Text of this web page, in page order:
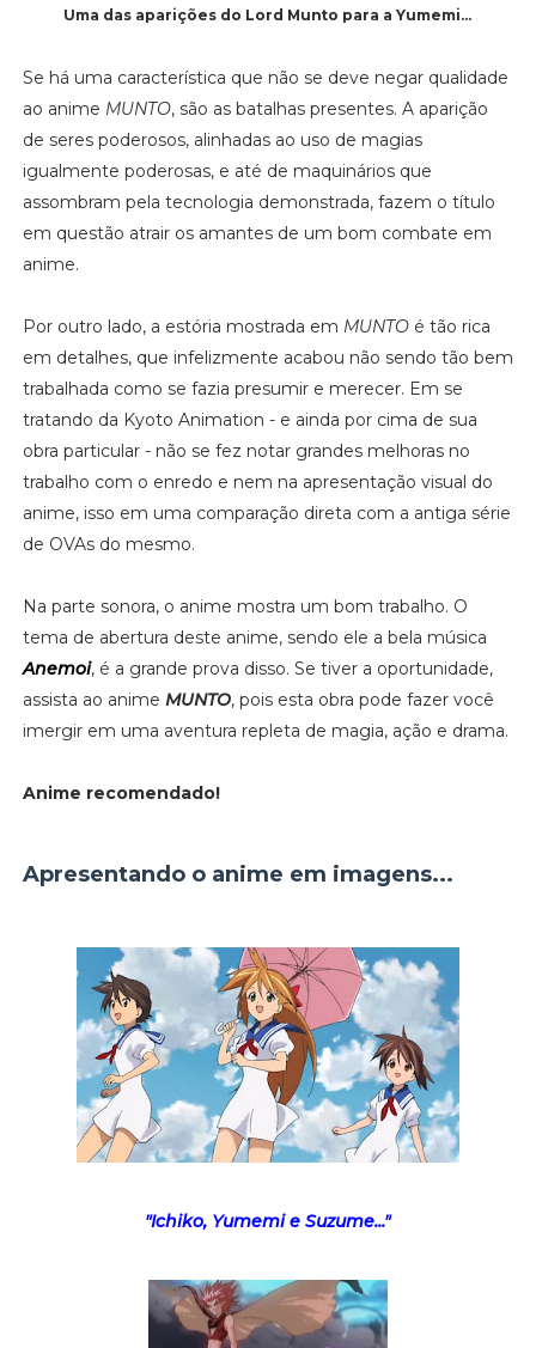
Uma das aparições do Lord Munto para a Yumemi...
Se há uma característica que não se deve negar qualidade
ao anime MUNTO, são as batalhas presentes. A aparição
de seres poderosos, alinhadas ao uso de magias
igualmente poderosas, e até de maquinários que
assombram pela tecnologia demonstrada, fazem o título
em questão atrair os amantes de um bom combate em
anime.
Por outro lado, a estória mostrada em MUNTOé tão rica
em detalhes, que infelizmente acabou não sendo tão bem
trabalhada como se fazia presumir e merecer. Em se
tratando da Kyoto Animation - e ainda por cima de sua
obra particular - não se fez notar grandes melhoras no
trabalho com o enredo e nem na apresentação visual do
anime, isso em uma comparação direta com a antiga série
de OVAs do mesmo.
Na parte sonora, o anime mostra um bom trabalho. O
tema de abertura deste anime, sendo ele a bela música
Anemoi, é a grande prova disso. Se tiver a oportunidade,
assista ao anime MUNTO, pois esta obra pode fazer você
imergir em uma aventura repleta de magia, ação e drama.
Anime recomendado!
Apresentando o anime em imagens...
"Ichiko, Yumemi e Suzume..."